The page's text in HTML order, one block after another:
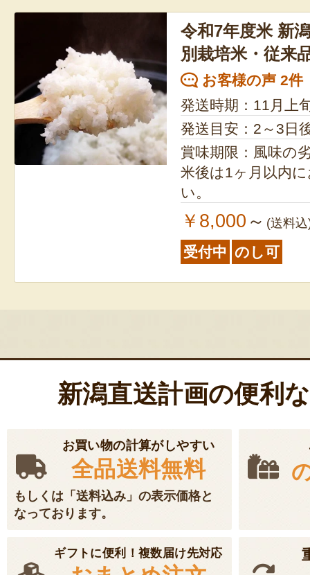
ン
令和7年度米 新
別栽培米・従来
お客様の声 2件
発送時期：11月上
発送目安：2～3日
賞味期限：風味の
米後は1ヶ月以内
い。
￥8,000 ～ (送料
受付中 のし可
新潟直送計画の便利
お買い物の計算がしやすい
全品送料無料
もしくは「送料込み」の表示価格と
なっております。
ギフトに便利！複数届け先対応